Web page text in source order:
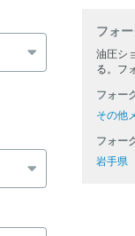
フォ
油圧シ
る。フ
フォー
その他
フォー
岩手県